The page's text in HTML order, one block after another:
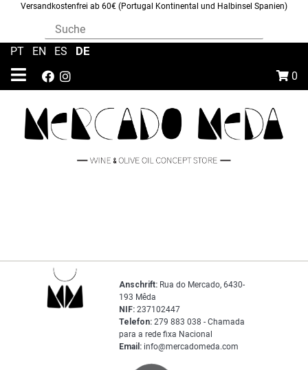
Versandkostenfrei ab 60€ (Portugal Kontinental und Halbinsel Spanien)
0
PT EN ES DE
Anschrift: Rua do Mercado, 6430-
193 Mêda
NIF: 237102447
Telefon: 279 883 038 - Chamada
para a rede fixa Nacional
Email: info@mercadomeda.com